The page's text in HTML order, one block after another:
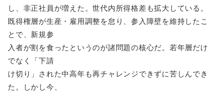
し、非正社員が増えた。世代内所得格差も拡大している。
既得権層が生産・雇用調整を怠り、参入障壁を維持したこ
とで、新規参
入者が割を食ったというのが諸問題の核心だ。若年層だけ
でなく「下請
け切り」された中高年も再チャレンジできずに苦しんでき
た。しかし今、